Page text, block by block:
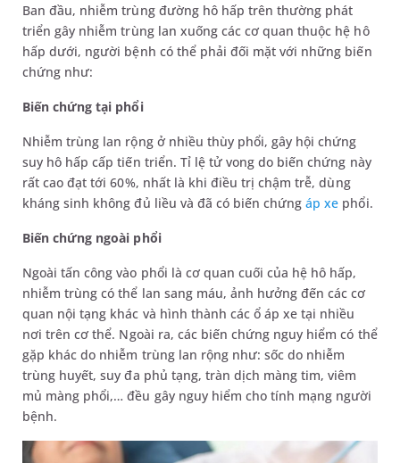
Ban đầu, nhiễm trùng đường hô hấp trên thường phát
triển gây nhiễm trùng lan xuống các cơ quan thuộc hệ hô
hấp dưới, người bệnh có thể phải đối mặt với những biến
chứng như:
Biến chứng tại phổi
Nhiễm trùng lan rộng ở nhiều thùy phổi, gây hội chứng
suy hô hấp cấp tiến triển. Tỉ lệ tử vong do biến chứng này
rất cao đạt tới 60%, nhất là khi điều trị chậm trễ, dùng
kháng sinh không đủ liều và đã có biến chứngáp xe phổi.
Biến chứng ngoài phổi
Ngoài tấn công vào phổi là cơ quan cuối của hệ hô hấp,
nhiễm trùng có thể lan sang máu, ảnh hưởng đến các cơ
quan nội tạng khác và hình thành các ổ áp xe tại nhiều
nơi trên cơ thể. Ngoài ra, các biến chứng nguy hiểm có thể
gặp khác do nhiễm trùng lan rộng như: sốc do nhiễm
trùng huyết, suy đa phủ tạng, tràn dịch màng tim, viêm
mủ màng phổi,… đều gây nguy hiểm cho tính mạng người
bệnh.